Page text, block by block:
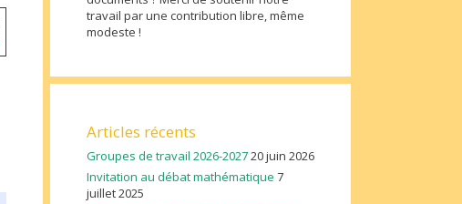
travail par une contribution libre, même
modeste !
Articles récents
Groupes de travail 2026-202720 juin 2026
Invitation au débat mathématique 7
juillet 2025